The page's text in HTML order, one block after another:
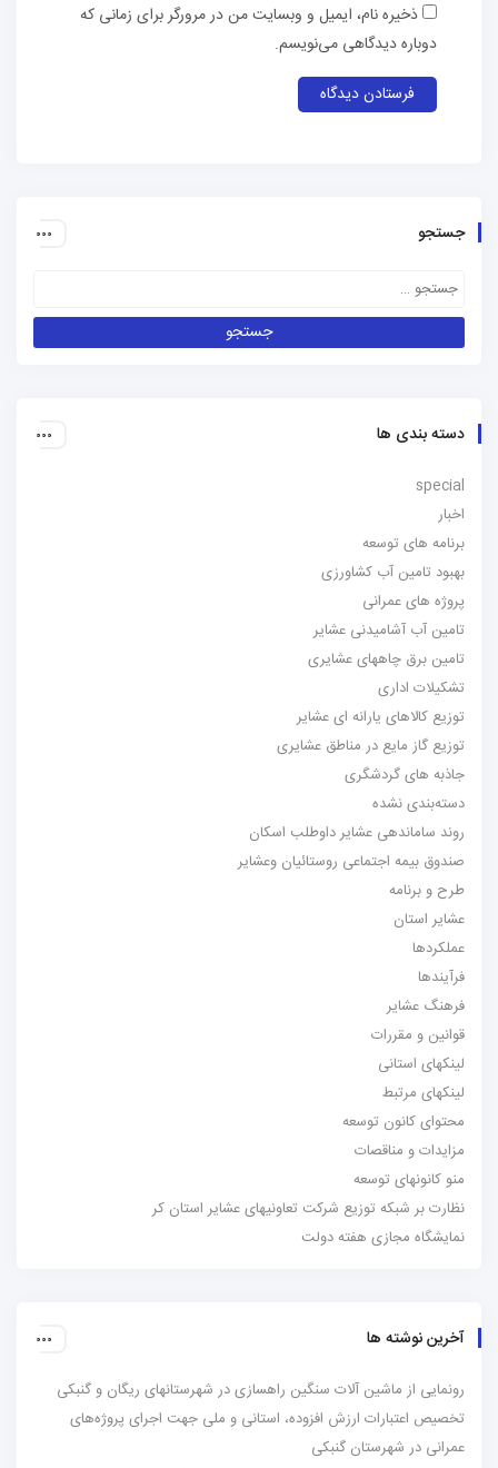
ذخیره نام، ایمیل و وبسایت من در مرورگر برای زمانی که
دوباره دیدگاهی می‌نویسم.
جستجو
دسته بندی ها
special
اخبار
برنامه های توسعه
بهبود تامین آب کشاورزی
پروژه های عمرانی
تامین آب آشامیدنی عشایر
تامین برق چاههای عشایری
تشکیلات اداری
توزیع کالاهای یارانه ای عشایر
توزیع گاز مایع در مناطق عشایری
جاذبه های گردشگری
دسته‌بندی نشده
روند ساماندهی عشایر داوطلب اسکان
صندوق بیمه اجتماعی روستائیان وعشایر
طرح و برنامه
عشایر استان
عملکردها
فرآیندها
فرهنگ عشایر
قوانین و مقررات
لینکهای استانی
لینکهای مرتبط
محتوای کانون توسعه
مزایدات و مناقصات
منو کانونهای توسعه
نظارت بر شبکه توزیع شرکت تعاونیهای عشایر استان کر
نمایشگاه مجازی هفته دولت
آخرین نوشته ها
رونمایی از ماشین آلات سنگین راهسازی در شهرستانهای ریگان و گنبکی
تخصیص اعتبارات ارزش افزوده، استانی و ملی جهت اجرای پروژه‌های
عمرانی در شهرستان گنبکی